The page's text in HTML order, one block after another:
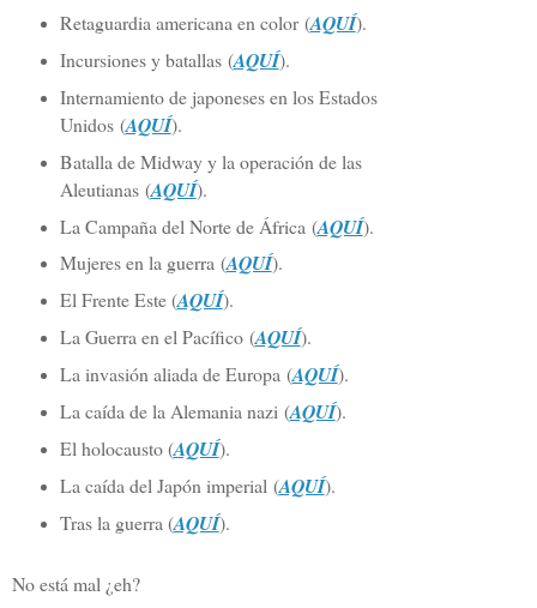
Retaguardia americana en color (AQUÍ).
Incursiones y batallas(AQUÍ).
Internamiento de japoneses en los Estados
Unidos(AQUÍ).
Batalla de Midway y la operación de las
Aleutianas(AQUÍ).
La Campaña del Norte de África (AQUÍ).
Mujeres en la guerra(AQUÍ).
El Frente Este (AQUÍ).
La Guerra en el Pacífico (AQUÍ).
La invasión aliada de Europa (AQUÍ).
La caída de la Alemania nazi (AQUÍ).
El holocausto (AQUÍ).
La caída del Japón imperial (AQUÍ).
Tras la guerra (AQUÍ).
No está mal ¿eh?